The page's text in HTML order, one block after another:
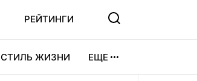
РЕЙТИНГИ
СТИЛЬ ЖИЗНИ ЕЩЕ